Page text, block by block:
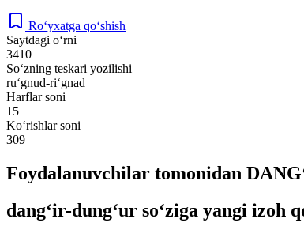
Ro‘yxatga qo‘shish
Saytdagi o‘rni
3410
So‘zning teskari yozilishi
ru‘gnud-ri‘gnad
Harflar soni
15
Ko‘rishlar soni
309
Foydalanuvchilar tomonidan
dang‘ir-dung‘ur so‘ziga yangi izoh